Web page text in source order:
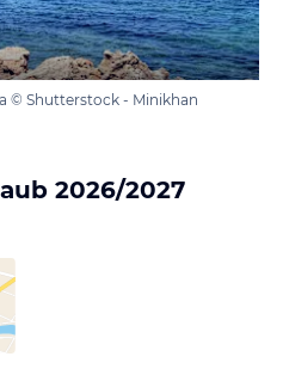
© Shutterstock - Minikhan
2026/2027